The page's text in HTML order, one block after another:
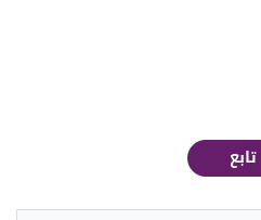
تابع